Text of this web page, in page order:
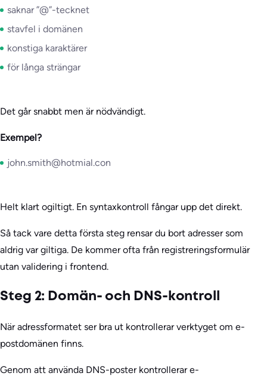
saknar ”@”-tecknet
stavfel i domänen
konstiga karaktärer
för långa strängar
Det går snabbt men är nödvändigt.
Exempel?
john.smith@hotmial.con
Helt klart ogiltigt. En syntaxkontroll fångar upp det direkt.
Så tack vare detta första steg rensar du bort adresser som
aldrig var giltiga. De kommer ofta från registreringsformulär
utan validering i frontend.
Steg 2: Domän- och DNS-kontroll
När adressformatet ser bra ut kontrollerar verktyget om e-
postdomänen finns.
Genom att använda DNS-poster kontrollerar e-